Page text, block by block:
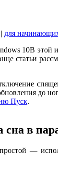
| для
В этой
статьи
до
Пуск.
в
—